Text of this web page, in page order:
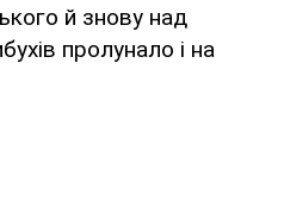
й знову над
пролунало і на